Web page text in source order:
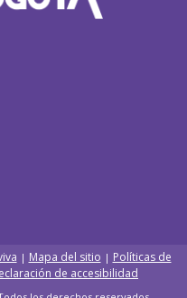
| Mapa del sitio | Políticas de
de accesibilidad